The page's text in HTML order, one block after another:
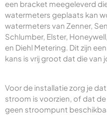
een bracket meegeleverd
watermeters geplaats kan
watermeters van Zenner,
Schlumber, Elster,
en Diehl Metering. Dit zijn
kans is vrij groot dat die van
Voor de installatie zorg je
stroom is voorzien, of dat
geen stroompunt